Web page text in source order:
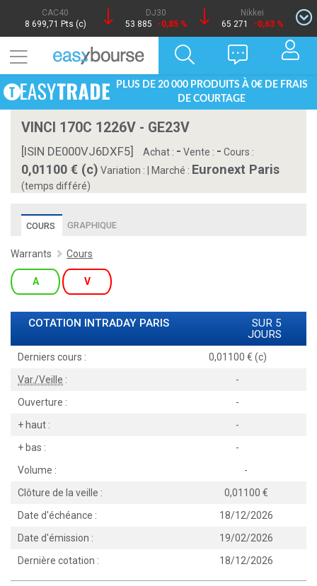
CAC40
8 699,71 Pts (c)
DJ30
53 885
-0,85 %
Nikkei
65 271
-0,63 %
PLUS DE 20 000 PRODUITS À 0€ DE FRAIS
DE COURTAGE
VINCI 170C 1226V - GE23V
[ISIN DE000VJ6DXF5] Achat : - Vente : - Cours :
0,01100 € (c) Variation : Marché : Euronext Paris
(temps différé)
COURS GRAPHIQUE
Warrants Cours
A V
COTATION INTRADAY PARIS
SUR 5
JOURS
Derniers cours :
0,01100 € (c)
Var./Veille :
-
Ouverture :
-
+ haut :
-
+ bas :
-
Volume :
-
Clôture de la veille :
0,01100
Date d'échéance :
18/12/2026
Date d'émission :
19/02/2026
Dernière cotation :
18/12/2026